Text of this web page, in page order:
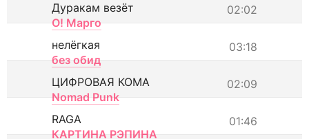
02:02
Дуракам везёт
О! Марго
03:18
нелёгкая
без обид
02:09
ЦИФРОВАЯ КОМА
Nomad Punk
01:46
RAGA
КАРТИНА РЭПИНА